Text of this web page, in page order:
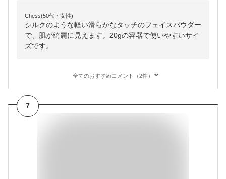
Chess(50代・女性)
シルクのような軽い滑らかなタッチのフェイスパウダー
で、肌が綺麗に見えます。20gの容器で使いやすいサイ
ズです。
全てのおすすめコメント（2件）
7